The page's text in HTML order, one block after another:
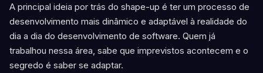
A principal ideia por trás do shape-up é ter um processo de
desenvolvimento mais dinâmico e adaptável à realidade do
dia a dia do desenvolvimento de software. Quem já
trabalhou nessa área, sabe que imprevistos acontecem e o
segredo é saber se adaptar.